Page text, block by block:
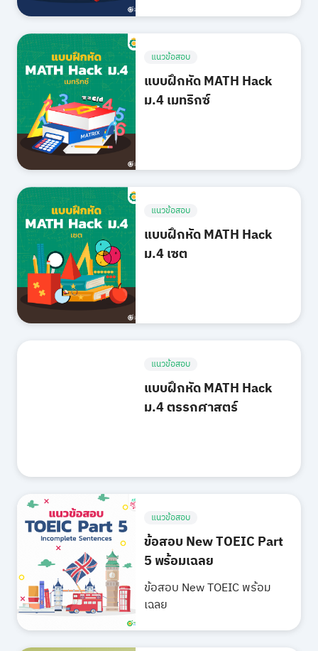
แนวข้อสอบ
แบบฝึกหัด MATH Hack
ม.4 เมทริกซ์
แนวข้อสอบ
แบบฝึกหัด MATH Hack
ม.4 เซต
แนวข้อสอบ
แบบฝึกหัด MATH Hack
ม.4 ตรรกศาสตร์
แนวข้อสอบ
ข้อสอบ New TOEIC Part
5 พร้อมเฉลย
ข้อสอบ New TOEIC พร้อม
เฉลย